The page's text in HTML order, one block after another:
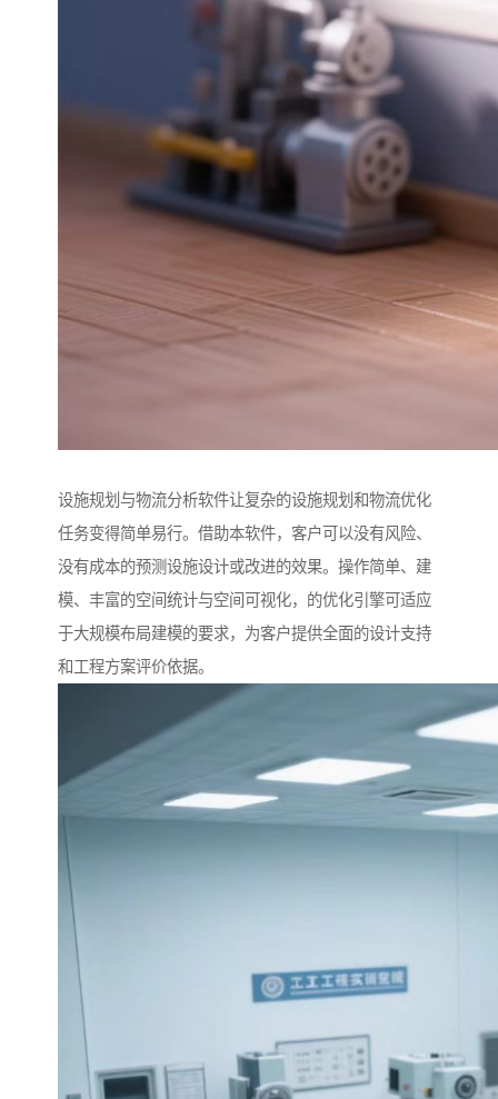
设施规划与物流分析软件让复杂的设施规划和物流优化
任务变得简单易行。借助本软件，客户可以没有风险、
没有成本的预测设施设计或改进的效果。操作简单、建
模、丰富的空间统计与空间可视化，的优化引擎可适应
于大规模布局建模的要求，为客户提供全面的设计支持
和工程方案评价依据。